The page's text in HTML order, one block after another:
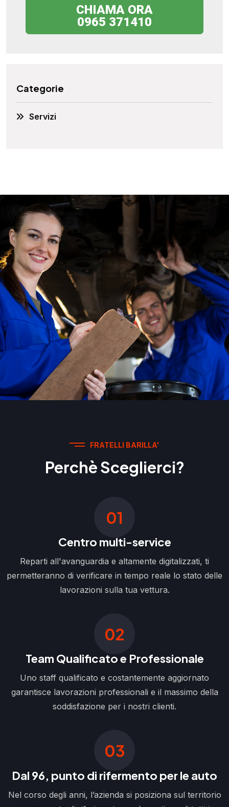
CHIAMA ORA
0965 371410
Categorie
Servizi
FRATELLI BARILLA'
Perchè Sceglierci?
01
Centro multi-service
Reparti all'avanguardia e altamente digitalizzati, ti
permetteranno di verificare in tempo reale lo stato delle
lavorazioni sulla tua vettura.
02
Team Qualificato e Professionale
Uno staff qualificato e costantemente aggiornato
garantisce lavorazioni professionali e il massimo della
soddisfazione per i nostri clienti.
03
Dal 96, punto di rifermento per le auto
Nel corso degli anni, l’azienda si posiziona sul territorio